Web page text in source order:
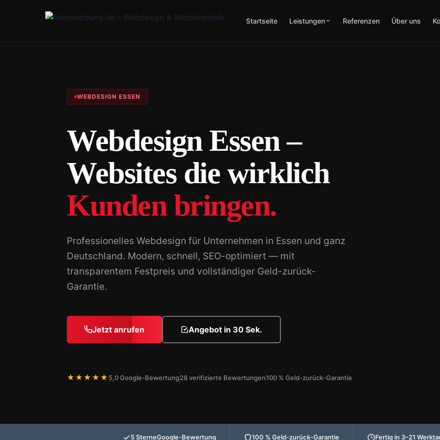
Startseite Leistungen Referenzen Über uns
WEBDESIGN ESSEN
Webdesign Essen –
Websites die wirklich
Kunden bringen.
Professionelles Webdesign für Unternehmen in Essen und ganz
Deutschland. Modern, schnell, SEO-optimiert — mit
transparentem Festpreis und vollständiger Geld-zurück-
Garantie.
Jetzt anrufen Angebot in 30 Sek.
★★★★★ 5,0 Google-Bewertung28 verifizierte Bewertungen100 % Geld-zurück-Garantie
5 SterneGoogle-Bewertung 100 % Geld-zurück-Garantie Fertig in 3–21